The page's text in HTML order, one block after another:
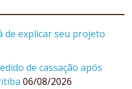
de explicar seu projeto
de cassação após
06/08/2026